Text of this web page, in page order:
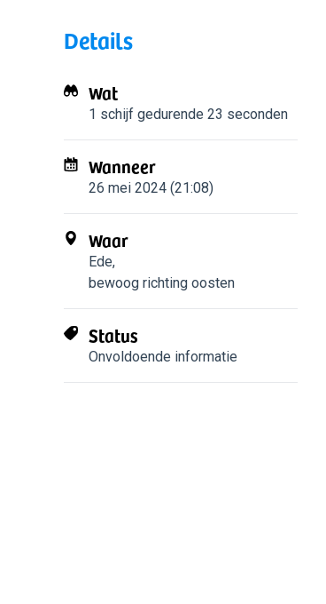
Details
Wat
1 schijf gedurende 23 seconden
Wanneer
26 mei 2024 (21:08)
Waar
Ede,
bewoog richting oosten
Status
Onvoldoende informatie